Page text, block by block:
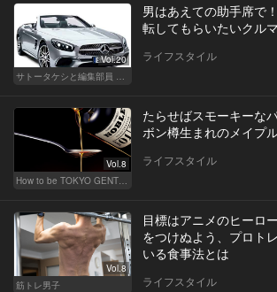
Vol.20
サトータケシと編集部員 船山の"CAR GENTSへの道"
男はあえての助手席で
転してもらいたいクル
ライフスタイル
Vol.8
How to be TOKYO GENTS 東京人よ、紳士たれ！
たらせばスモーキーな
ボン樽生まれのメイプ
ライフスタイル
Vol.8
筋トレ男子
目標はアニメのヒーロ
をつけぬよう、プロト
いる食事法とは
ライフスタイル